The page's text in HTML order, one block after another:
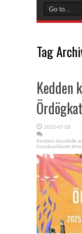
Tag
Kedden
2025-07-28
Kedden kezdődik
hozzászólások